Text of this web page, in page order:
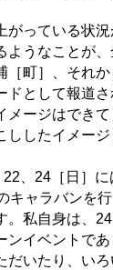
っている状
ようなことが
［町］、それ
ドとして報道
メージはでき
ししたイメー
、24［日］に
キャラバンを
。私自身は、
ンイベントで
だいたり、い